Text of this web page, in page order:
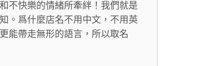
不快樂的情緒所牽絆！我們就是
。爲什麼店名不用中文，不用英
能帶走無形的語言，所以取名